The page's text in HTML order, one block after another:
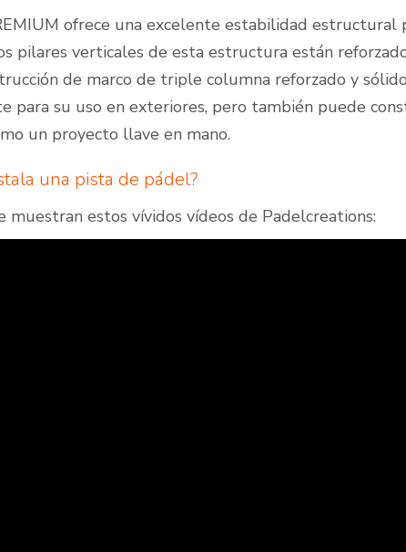
ofrece una excelente estabilidad estructural
pilares verticales de esta estructura están
de marco de triple columna reforzado y
para su uso en exteriores, pero también puede
un proyecto llave en mano.
una pista de pádel?
muestran estos vívidos vídeos de Padelcreations: